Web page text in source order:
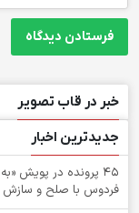
خبر در قاب تصویر
جدیدترین اخبار
۴۵ پرونده در پویش
فردوس با صلح و